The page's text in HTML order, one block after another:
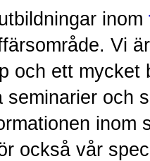
inom
Vi
och ett
seminarier och
inom
också vår